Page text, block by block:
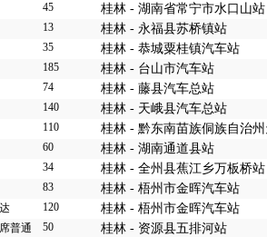
45 桂林 - 湖南省常宁市水口山站
13 桂林 - 永福县苏桥镇站
35 桂林 - 恭城粟桂镇汽车站
185 桂林 - 台山市汽车站
74 桂林 - 藤县汽车总站
140 桂林 - 天峨县汽车总站
110 桂林 - 黔东南苗族侗族自治
60 桂林 - 湖南通道县站
34 桂林 - 全州县蕉江乡万板桥站
83 桂林 - 梧州市金晖汽车站
120 桂林 - 梧州市金晖汽车站
普通 50 桂林 - 资源县五排河站